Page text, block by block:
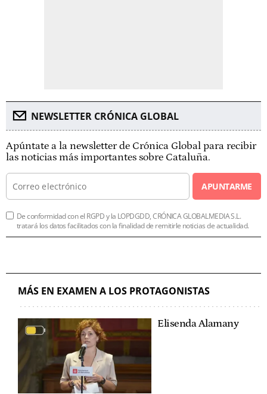
NEWSLETTER CRÓNICA GLOBAL
Apúntate a la newsletter de Crónica Global para recibir
las noticias más importantes sobre Cataluña.
APUNTARME
De conformidad con el RGPD y la LOPDGDD, CRÓNICA GLOBALMEDIA S.L.
tratará los datos facilitados con la finalidad de remitirle noticias de actualidad.
MÁS EN EXAMEN A LOS PROTAGONISTAS
Elisenda Alamany